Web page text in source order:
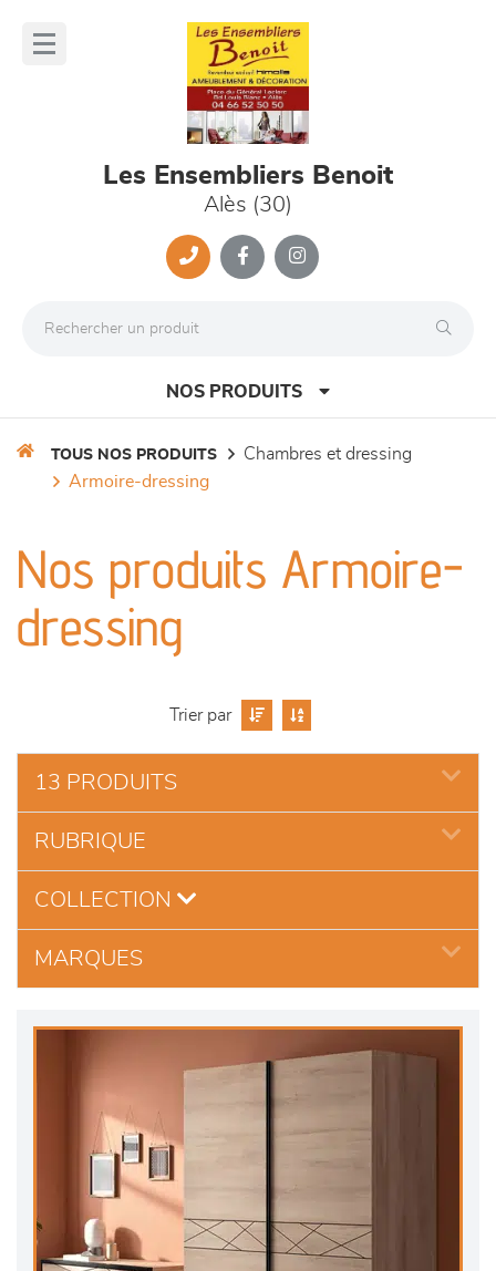
Les Ensembliers Benoit
Alès (30)
NOS PRODUITS
séjours
meubles de complément
literie
décoration
TOUS NOS PRODUITS
chambres et dressing
armoire-dressing
Nos produits Armoire-
dressing
Trier par
13 PRODUITS
RUBRIQUE
COLLECTION
MARQUES